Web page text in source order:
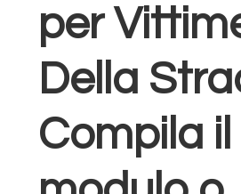
per
Della
Compila il